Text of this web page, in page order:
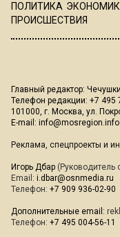
ПОЛИТИКА
ПРОИСШЕСТВИЯ
Главный редактор:
Телефон редакции: +7 495
101000, г. Москва, ул.
E-mail: info@mosregion.info
Реклама, спецпроекты и
Игорь Дбар (Руководитель
Email: i.dbar@osnmedia.ru
Телефон: +7 909 936-02-90
Дополнительные email:
Телефон: +7 495 004-56-11